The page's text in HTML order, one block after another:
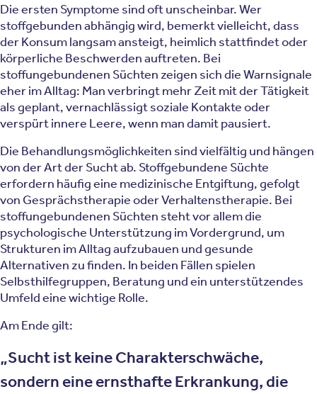
Die ersten Symptome sind oft unscheinbar. Wer
stoffgebunden abhängig wird, bemerkt vielleicht, dass
der Konsum langsam ansteigt, heimlich stattfindet oder
körperliche Beschwerden auftreten. Bei
stoffungebundenen Süchten zeigen sich die Warnsignale
eher im Alltag: Man verbringt mehr Zeit mit der Tätigkeit
als geplant, vernachlässigt soziale Kontakte oder
verspürt innere Leere, wenn man damit pausiert.
Die Behandlungsmöglichkeiten sind vielfältig und hängen
von der Art der Sucht ab. Stoffgebundene Süchte
erfordern häufig eine medizinische Entgiftung, gefolgt
von Gesprächstherapie oder Verhaltenstherapie. Bei
stoffungebundenen Süchten steht vor allem die
psychologische Unterstützung im Vordergrund, um
Strukturen im Alltag aufzubauen und gesunde
Alternativen zu finden. In beiden Fällen spielen
Selbsthilfegruppen, Beratung und ein unterstützendes
Umfeld eine wichtige Rolle.
Am Ende gilt:
Sucht ist keine Charakterschwäche,
sondern eine ernsthafte Erkrankung, die